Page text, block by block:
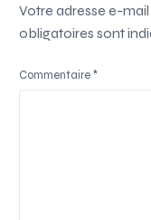
Votre adresse e-
obligatoires sont
Commentaire*